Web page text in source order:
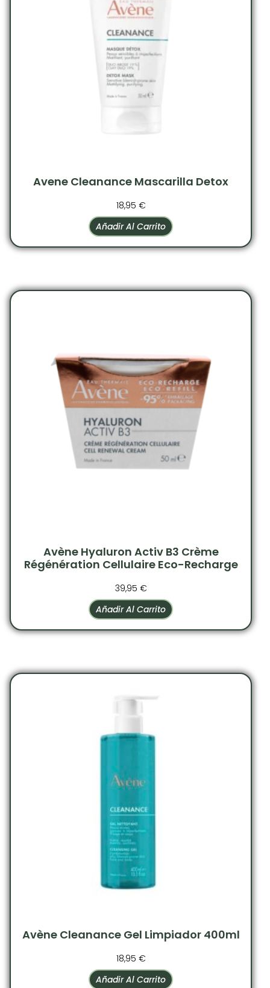
Avene Cleanance Mascarilla Detox
18,95 €
Añadir Al Carrito
Avène Hyaluron Activ B3 Crème
Régénération Cellulaire Eco-Recharge
39,95 €
Añadir Al Carrito
Avène Cleanance Gel Limpiador 400ml
18,95 €
Añadir Al Carrito